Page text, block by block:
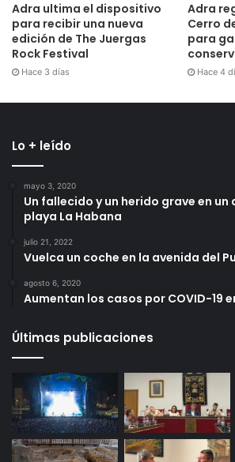
Adra ultima el dispositivo
para recibir una nueva
edición de The Juergas
Rock Festival
Hace 3 días
Adra
Cerro
para
Hace 4
Lo + leído
mayo 3, 2020
Un fallecido y un herido grave en un
playa La Habana
julio 21, 2022
Vuelca un coche en la avenida del
agosto 6, 2020
Aumentan los casos por COVID-19
Últimas publicaciones